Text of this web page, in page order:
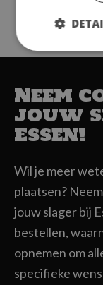
Neem
jouw
Essen!
Wil je meer
plaatsen?
jouw slager bij
bestellen,
opnemen om
specifieke